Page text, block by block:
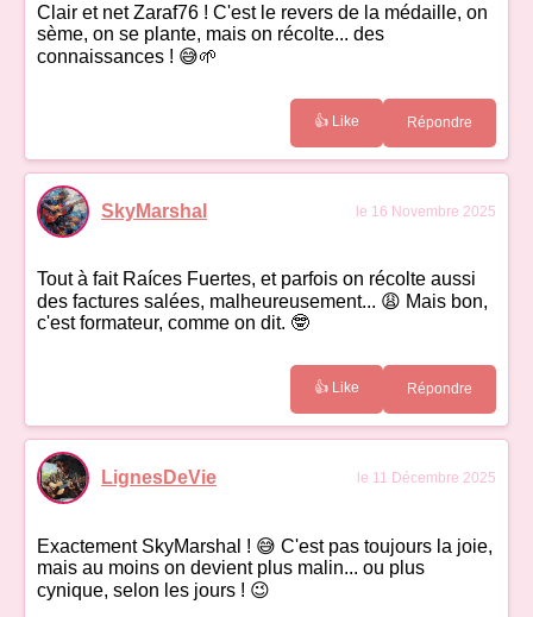
Clair et net Zaraf76 ! C'est le revers de la médaille, on
sème, on se plante, mais on récolte... des
connaissances ! 😅🌱
👍 Like Répondre
SkyMarshal le 16 Novembre 2025
Tout à fait Raíces Fuertes, et parfois on récolte aussi
des factures salées, malheureusement... 😩 Mais bon,
c'est formateur, comme on dit. 🤓
👍 Like Répondre
LignesDeVie le 11 Décembre 2025
Exactement SkyMarshal ! 😅 C'est pas toujours la joie,
mais au moins on devient plus malin... ou plus
cynique, selon les jours ! 😉